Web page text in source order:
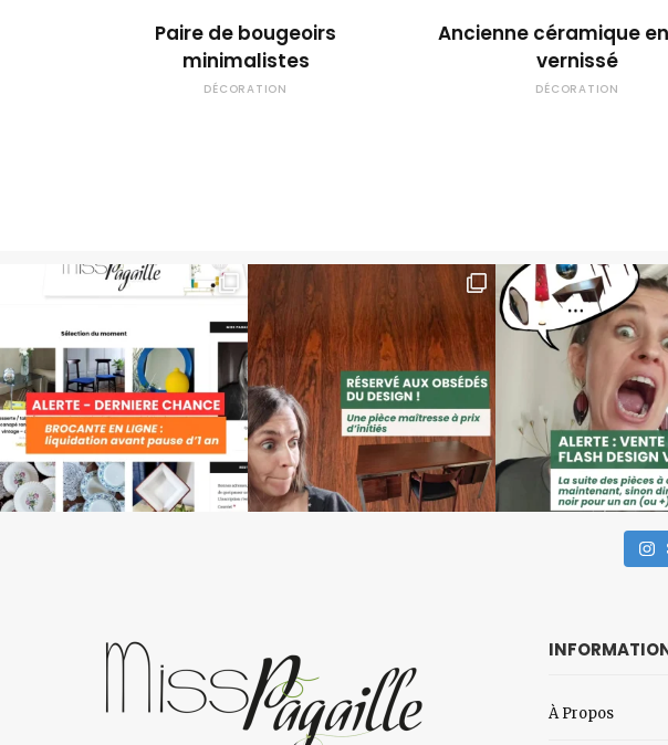
Paire de bougeoirs
minimalistes
DÉCORATION
Ancienne céramique
vernissé
DÉCORATION
À Propos